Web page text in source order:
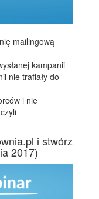
mailingową
kampanii
nie trafiały do
i nie
i stwórz
2017)